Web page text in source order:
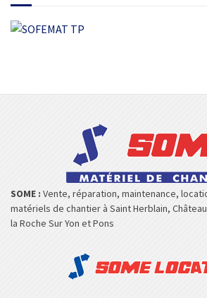
SOME : Vente, réparation, maintenance,
matériels de chantier à Saint Herblain,
la Roche Sur Yon et Pons